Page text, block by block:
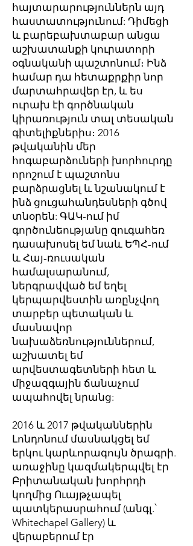
հայտարարություններն այդ
հաստատությունում: Դիմեցի
և բարեբախտաբար անցա
աշխատանքի կուրատորի
օգնականի պաշտոնում։ Ինձ
համար դա հետաքրքիր նոր
մարտահրավեր էր, և ես
ուրախ էի գործնական
կիրառություն տալ տեսական
գիտելիքներիս։ 2016
թվականին մեր
հոգաբարձուների խորհուրդը
որոշում է պաշտոնս
բարձրացնել և նշանակում է
ինձ ցուցահանդեսների գծով
տնօրեն: ԳԱԿ-ում իմ
գործունեությանը զուգահեռ
դասախոսել եմ նաև ԵՊՀ-ում
և Հայ-ռուսական
համալսարանում,
ներգրավված եմ եղել
կերպարվեստին առընչվող
տարբեր պետական և
մասնավոր
նախաձեռնություններում,
աշխատել եմ
արվեստագետների հետ և
միջազգային ճանաչում
ապահովել նրանց:
2016 և 2017 թվականներին
Լոնդոնում մասնակցել եմ
երկու կարևորագույն ծրագրի.
առաջինը կազմակերպվել էր
Բրիտանական խորհրդի
կողմից Ուայթչապել
պատկերասրահում (անգլ.՝
Whitechapel Gallery) և
վերաբերում էր